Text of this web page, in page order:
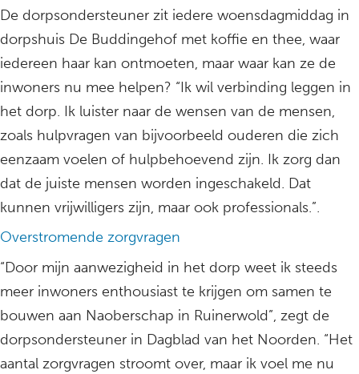
De dorpsondersteuner zit iedere woensdagmiddag in
dorpshuis De Buddingehof met koffie en thee, waar
iedereen haar kan ontmoeten, maar waar kan ze de
inwoners nu mee helpen? “Ik wil verbinding leggen in
het dorp. Ik luister naar de wensen van de mensen,
zoals hulpvragen van bijvoorbeeld ouderen die zich
eenzaam voelen of hulpbehoevend zijn. Ik zorg dan
dat de juiste mensen worden ingeschakeld. Dat
kunnen vrijwilligers zijn, maar ook professionals.”.
Overstromende zorgvragen
“Door mijn aanwezigheid in het dorp weet ik steeds
meer inwoners enthousiast te krijgen om samen te
bouwen aan Naoberschap in Ruinerwold”, zegt de
dorpsondersteuner in Dagblad van het Noorden. “Het
aantal zorgvragen stroomt over, maar ik voel me nu